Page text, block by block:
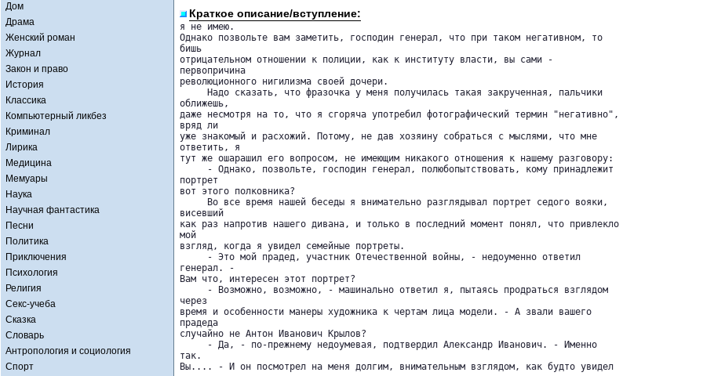
Дом
Драма
Женский роман
Журнал
Закон и право
История
Классика
Компьютерный ликбез
Криминал
Лирика
Медицина
Мемуары
Наука
Научная фантастика
Песни
Политика
Приключения
Психология
Религия
Секс-учеба
Сказка
Словарь
Антропология и социология
Спорт
Краткое описание/вступление:
я не имею.
Однако позвольте вам заметить, господин генерал, что при таком негативном, то
бишь
отрицательном отношении к полиции, как к институту власти, вы сами -
первопричина
революционного нигилизма своей дочери.
     Надо сказать, что фразочка у меня получилась такая закрученная, пальчики
оближешь,
даже несмотря на то, что я сгоряча употребил фотографический термин "негативно",
вряд ли
уже знакомый и расхожий. Потому, не дав хозяину собраться с мыслями, что мне
ответить, я
тут же ошарашил его вопросом, не имеющим никакого отношения к нашему разговору:
     - Однако, позвольте, господин генерал, полюбопытствовать, кому принадлежит
портрет
вот этого полковника?
     Во все время нашей беседы я внимательно разглядывал портрет седого вояки,
висевший
как раз напротив нашего дивана, и только в последний момент понял, что привлекло
мой
взгляд, когда я увидел семейные портреты.
     - Это мой прадед, участник Отечественной войны, - недоуменно ответил
генерал. -
Вам что, интересен этот портрет?
     - Возможно, возможно, - машинально ответил я, пытаясь продраться взглядом
через
время и особенности манеры художника к чертам лица модели. - А звали вашего
прадеда
случайно не Антон Иванович Крылов?
     - Да, - по-прежнему недоумевая, подтвердил Александр Иванович. - Именно
так.
Вы.... - И он посмотрел на меня долгим, внимательным взглядом, как будто увидел